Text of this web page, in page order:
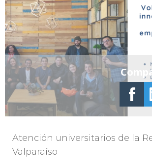
Atención universitarios de la
Valparaíso